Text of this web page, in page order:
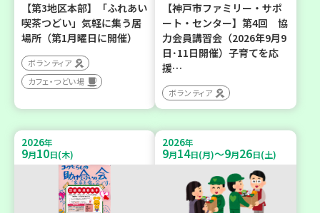
【第3地区本部】「ふれあい
喫茶つどい」気軽に集う居
場所（第1月曜日に開催）
ボランティア
カフェ・つどい場
【神戸市ファミリー・サポ
ート・センター】第4回 協
力会員講習会（2026年9月9
日･11日開催）子育てを応
援…
ボランティア
2026年
9月10日(木)
2026年
9月14日(月)～9月26日(土)